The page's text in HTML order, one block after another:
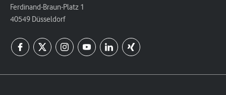
Ferdinand-Braun-Platz 1
40549 Düsseldorf